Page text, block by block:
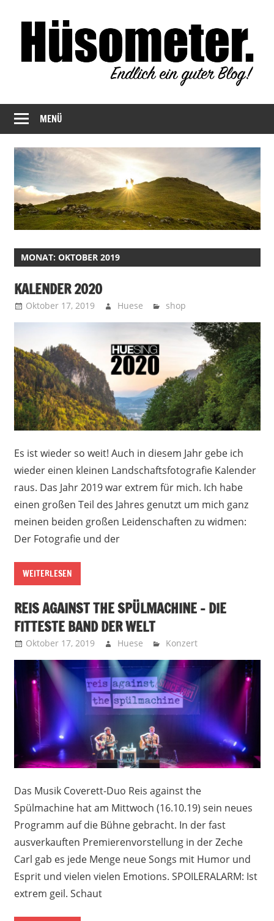
Inhalt
springen
Hüsometer
Blog
ein
guter
MENÜ
MONAT: OKTOBER 2019
KALENDER 2020
Oktober 17, 2019 Huese shop
Es ist wieder so weit! Auch in diesem Jahr gebe ich
wieder einen kleinen Landschaftsfotografie Kalender
raus. Das Jahr 2019 war extrem für mich. Ich habe
einen großen Teil des Jahres genutzt um mich ganz
meinen beiden großen Leidenschaften zu widmen:
Der Fotografie und der
WEITERLESEN
REIS AGAINST THE SPÜLMACHINE – DIE
FITTESTE BAND DER WELT
Oktober 17, 2019 Huese Konzert
Das Musik Coverett-Duo Reis against the
Spülmachine hat am Mittwoch (16.10.19) sein neues
Programm auf die Bühne gebracht. In der fast
ausverkauften Premierenvorstellung in der Zeche
Carl gab es jede Menge neue Songs mit Humor und
Esprit und vielen vielen Emotions. SPOILERALARM: Ist
extrem geil. Schaut